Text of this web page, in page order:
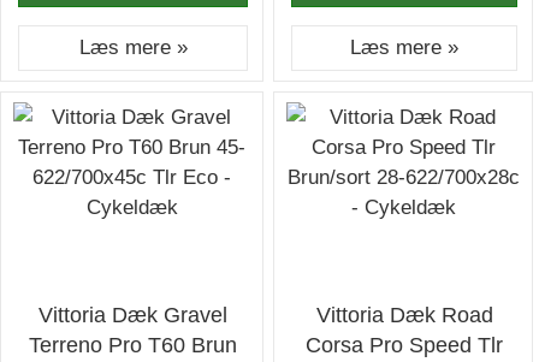
Læs mere » Læs mere »
Vittoria Dæk Gravel
Terreno Pro T60 Brun
Vittoria Dæk Road
Corsa Pro Speed Tlr